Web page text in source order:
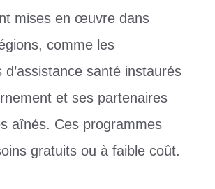
mises en œuvre dans
comme les
d’assistance santé instaurés
et ses partenaires
aînés. Ces programmes
gratuits ou à faible coût.